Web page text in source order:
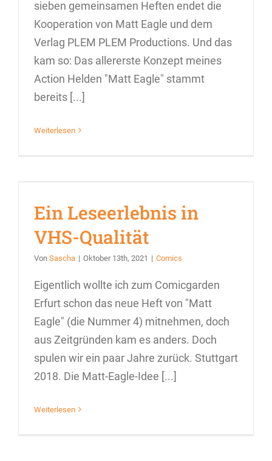
sieben gemeinsamen Heften endet die
Kooperation von Matt Eagle und dem
Verlag PLEM PLEM Productions. Und das
kam so: Das allererste Konzept meines
Action Helden "Matt Eagle" stammt
bereits [...]
Weiterlesen
Ein Leseerlebnis in
VHS-Qualität
Von Sascha | Oktober 13th, 2021 | Comics
Eigentlich wollte ich zum Comicgarden
Erfurt schon das neue Heft von "Matt
Eagle" (die Nummer 4) mitnehmen, doch
aus Zeitgründen kam es anders. Doch
spulen wir ein paar Jahre zurück. Stuttgart
2018. Die Matt-Eagle-Idee [...]
Weiterlesen